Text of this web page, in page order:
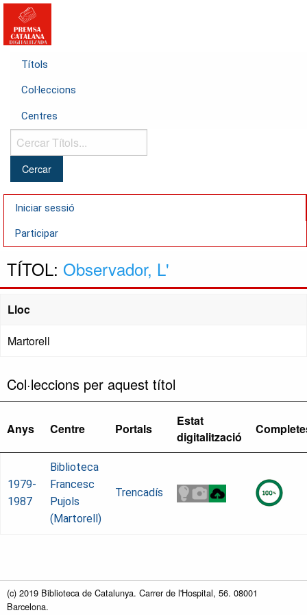
Títols
Col·leccions
Centres
Cercar
Títols...
Iniciar sessió
Participar
TÍTOL: Observador, L'
Lloc
Martorell
Col·leccions per aquest títol
Anys Centre Portals
Estat
digitalització
1979-
1987
Biblioteca
Francesc
Pujols
(Martorell)
Trencadís
(c) 2019 Biblioteca de Catalunya. Carrer de l'Hospital, 56. 08001
Barcelona.